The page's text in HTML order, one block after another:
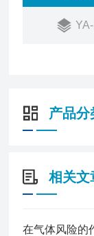
人员伤亡
4.输出信号
产品分
相关文